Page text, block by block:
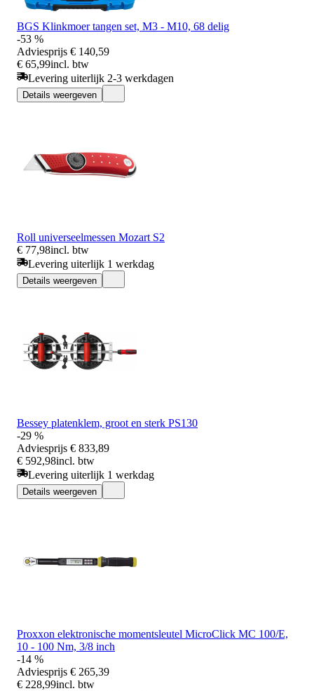
BGS Klinkmoer tangen set, M3 - M10, 68 delig
-53 %
Adviesprijs € 140,59
€ 65,99incl. btw
Levering uiterlijk 2-3 werkdagen
Details weergeven
Roll universeelmessen Mozart S2
€ 77,98incl. btw
Levering uiterlijk 1 werkdag
Details weergeven
Bessey platenklem, groot en sterk PS130
-29 %
Adviesprijs € 833,89
€ 592,98incl. btw
Levering uiterlijk 1 werkdag
Details weergeven
Proxxon elektronische momentsleutel MicroClick MC 100/E,
10 - 100 Nm, 3/8 inch
-14 %
Adviesprijs € 265,39
€ 228,99incl. btw